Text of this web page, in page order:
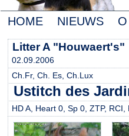
HOME NIEUWS
Litter A "Houwaert's"
02.09.2006
Ch.Fr, Ch. Es, Ch.Lux
Ustitch des
HD A, Heart 0, Sp 0, ZTP, RCI,